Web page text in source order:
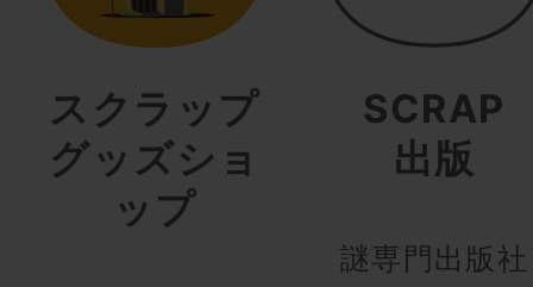
スクラップ
グッズショ
ップ
SCRAP
出版
謎専門出版社